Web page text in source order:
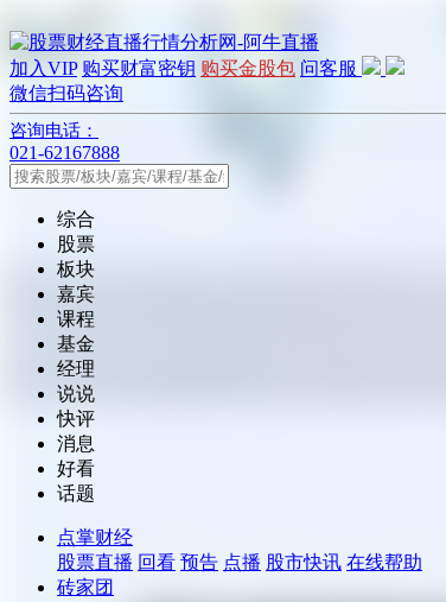
加入VIP 购买财富密钥 购买金股包 问客服
微信扫码咨询
咨询电话：
021-62167888
综合
股票
板块
嘉宾
课程
基金
经理
说说
快评
消息
好看
话题
点掌财经
股票直播 回看 预告 点播 股市快讯 在线帮助
砖家团